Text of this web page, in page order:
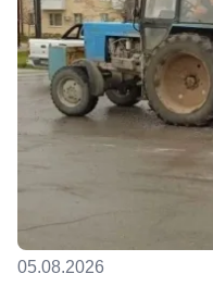
05.08.2026